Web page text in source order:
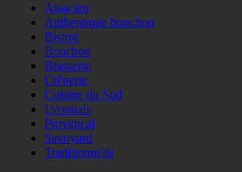
Alsacien
Authentique bouchon
Bistrot
Bouchon
Brasserie
Crêperie
Cuisine du Sud
Lyonnais
Provençal
Savoyard
Traditionnelle